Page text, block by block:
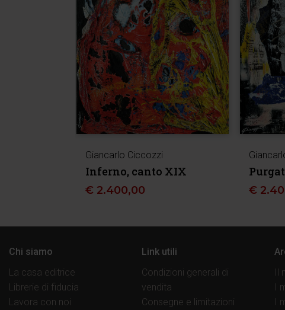
Giancarlo Ciccozzi
Inferno, canto XIX
€ 2.400,00 €
Chi siamo
La casa editrice
Librerie di fiducia
Lavora con noi
Link utili
Condizioni generali di
vendita
Consegne e limitazioni
Il
I
I